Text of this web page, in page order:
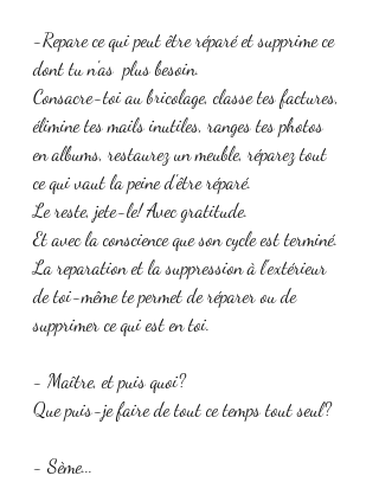
-Repare ce qui peut être réparé et supprime ce
dont tu n'as  plus besoin.
Consacre-toi au bricolage, classe tes factures,
élimine tes mails inutiles, ranges tes photos
en albums, restaurez un meuble, réparez tout
ce qui vaut la peine d'être réparé.
Le reste, jete-le! Avec gratitude.
Et avec la conscience que son cycle est terminé.
La reparation et la suppression à l'extérieur
de toi-même te permet de réparer ou de
supprimer ce qui est en toi.
- Maître, et puis quoi?
Que puis-je faire de tout ce temps tout seul?
- Sème...